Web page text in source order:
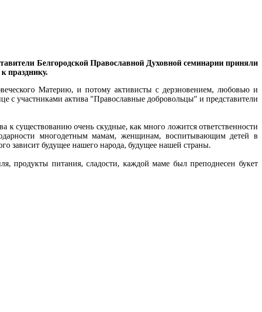
Белгородской Православной Духовной семинарии приняли
празднику.
Материю, и потому активисты с дерзновением, любовью и
с участниками актива "Православные добровольцы" и представители
к существованию очень скудные, как много ложится ответственности
многодетным мамам, женщинам, воспитывающим детей в
зависит будущее нашего народа, будущее нашей страны.
продукты питания, сладости, каждой маме был преподнесен букет